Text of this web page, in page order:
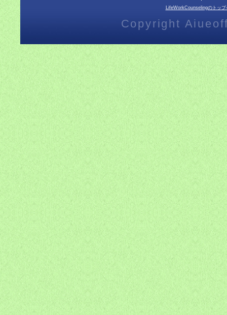
LifeWorkCounselingのトップ
Copyright